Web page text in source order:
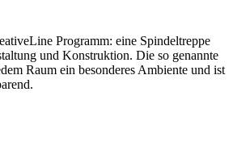
Programm: eine Spindeltreppe
und Konstruktion. Die so genannte
Raum ein besonderes Ambiente und ist